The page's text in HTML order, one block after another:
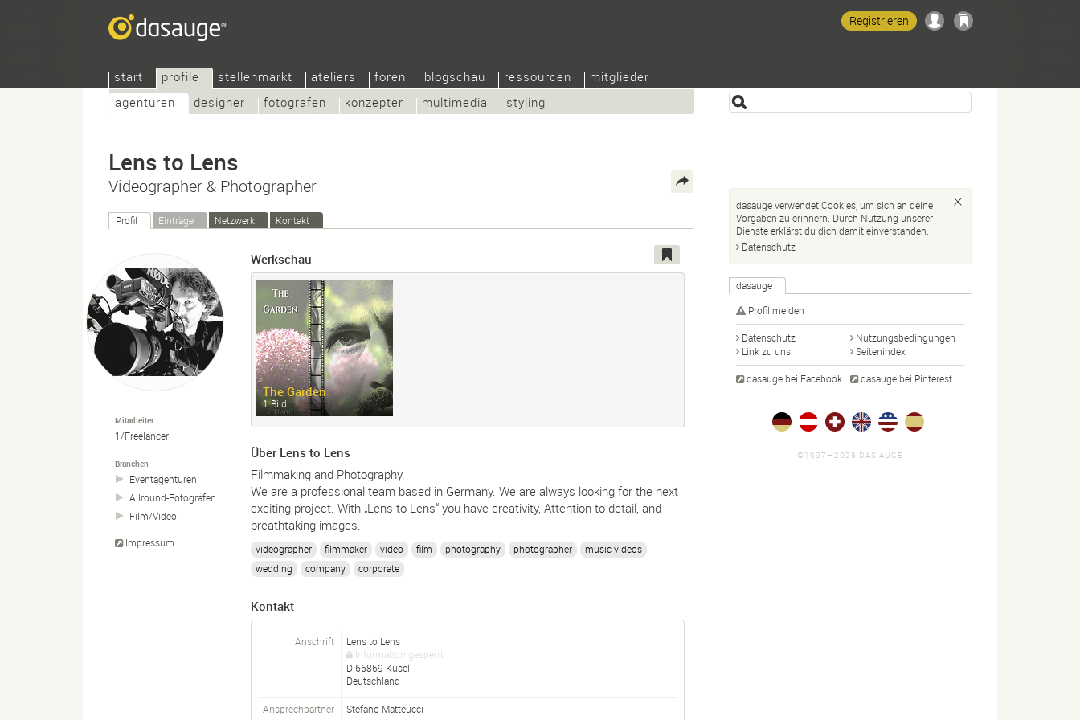
start
profile
agenturen
designer fotografen konzepter multimedia styling
stellenmarkt ateliers foren blogschau ressourcen mitglieder
Registrieren
Lens to Lens
Videographer & Photographer
Profil Einträge Netzwerk Kontakt
Mitarbeiter
1/Freelancer
Branchen
Eventagenturen
Allround-Fotografen
Film/Video
Impressum
Werkschau
The Garden
1 Bild
Über Lens to Lens
Filmmaking and Photography.
We are a professional team based in Germany. We are always looking for the next
exciting project. With „Lens to Lens“ you have creativity, Attention to detail, and
breathtaking images.
videographer filmmaker video film photography photographer
music videos
wedding
company corporate
Kontakt
Anschrift
Lens to Lens
Information gesperrt
D-66869 Kusel
Deutschland
Ansprechpartner Stefano Matteucci
dasauge verwendet Cookies, um sich an deine
Vorgaben zu erinnern. Durch Nutzung unserer
Dienste erklärst du dich damit einverstanden.
Datenschutz
dasauge
Profil melden
Datenschutz
Nutzungsbedingungen
Link zu uns
Seitenindex
dasauge bei Facebook dasauge bei Pinterest
©1997—2026 DAS AUGE